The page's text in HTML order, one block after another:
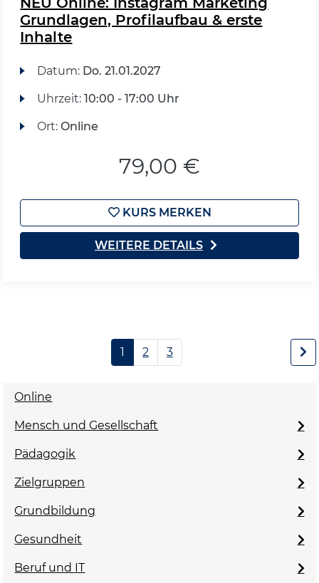
Grundlagen, Profilaufbau & erste
Inhalte
Datum: Do. 21.01.2027
Uhrzeit: 10:00 - 17:00 Uhr
Ort: Online
79,00 €
KURS MERKEN
WEITERE DETAILS
1 2 3
Online
Mensch und Gesellschaft
Pädagogik
Zielgruppen
Grundbildung
Gesundheit
Beruf und IT